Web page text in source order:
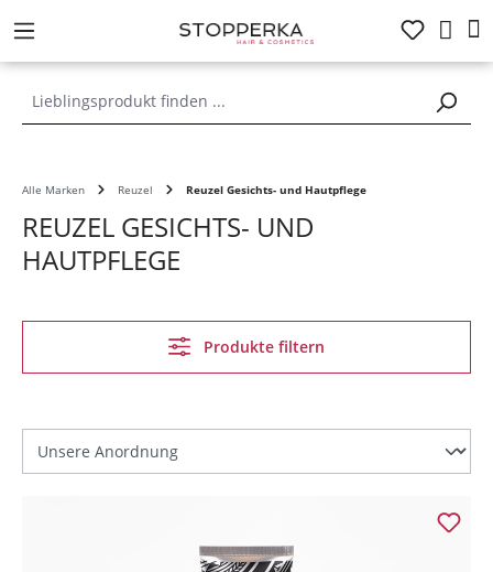
springen
Alle Marken Reuzel Reuzel Gesichts- und Hautpflege
REUZEL GESICHTS- UND
HAUTPFLEGE
Produkte filtern